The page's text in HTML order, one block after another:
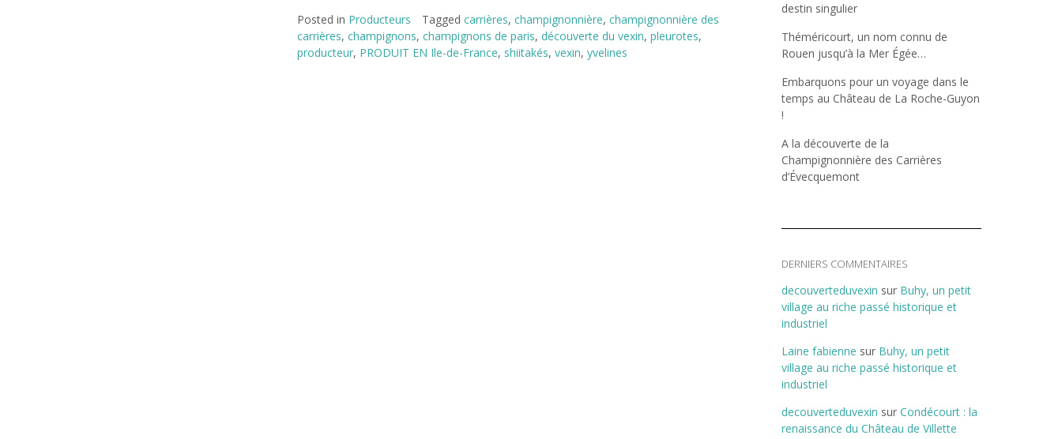
Posted in Producteurs Tagged carrières, champignonnière, champignonnière des
carrières, champignons, champignons de paris, découverte du vexin, pleurotes,
producteur, PRODUIT EN Ile-de-France, shiitakés, vexin, yvelines
destin singulier
Théméricourt, un nom connu de
Rouen jusqu’à la Mer Égée…
Embarquons pour un voyage dans le
temps au Château de La Roche-Guyon
!
A la découverte de la
Champignonnière des Carrières
d’Évecquemont
DERNIERS COMMENTAIRES
decouverteduvexin sur Buhy, un petit
village au riche passé historique et
industriel
Laine fabienne sur Buhy, un petit
village au riche passé historique et
industriel
decouverteduvexin sur Condécourt : la
renaissance du Château de Villette